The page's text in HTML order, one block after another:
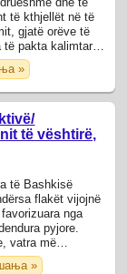
të kthjellët në të
gjatë orëve të
të pakta kalimtare,
»
të vështirë,
të Bashkisë
flakët vijojnë
nga
pyjore.
vatra më
...
»